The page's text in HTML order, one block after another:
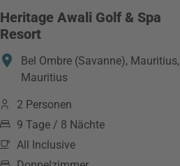
Heritage Awali Golf & Spa
Resort
Bel Ombre (Savanne), Mauritius,
Mauritius
2 Personen
9 Tage / 8 Nächte
All Inclusive